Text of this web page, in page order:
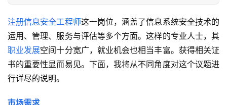
注册信息安全工程师这一岗位，涵盖了信息系统安全技术的
运用、管理、服务与评估等多个方面。这样的专业人士，其
职业发展空间十分宽广，就业机会也相当丰富。获得相关证
书的重要性显而易见。下面，我将从不同角度对这个议题进
行详尽的说明。
市场需求